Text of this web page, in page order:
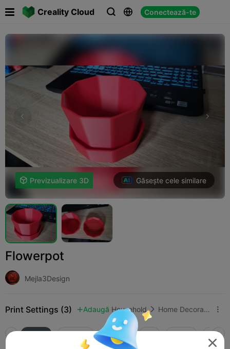
Creality Cloud   Conectează-te
 
 Previzualizare 3D Găsește cele similare
Flowerpot
Mejla3Design
Print Settings (3)  Adaugă Household  Home Decorations & Ornaments 
K2 Pro
